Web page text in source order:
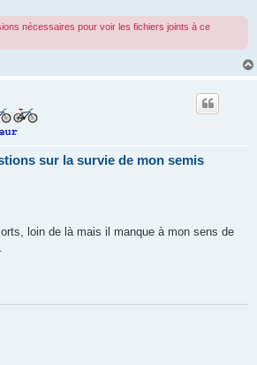
nécessaires pour voir les fichiers joints à ce
sur la survie de mon semis
loin de là mais il manque à mon sens de